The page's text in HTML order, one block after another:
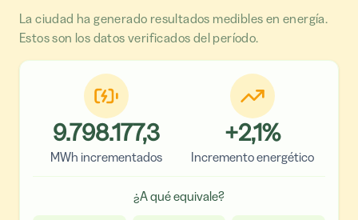
La ciudad ha generado resultados medibles en energía.
Estos son los datos verificados del período.
9.798.177,3
MWh incrementados
+2,1%
Incremento energético
¿A qué equivale?